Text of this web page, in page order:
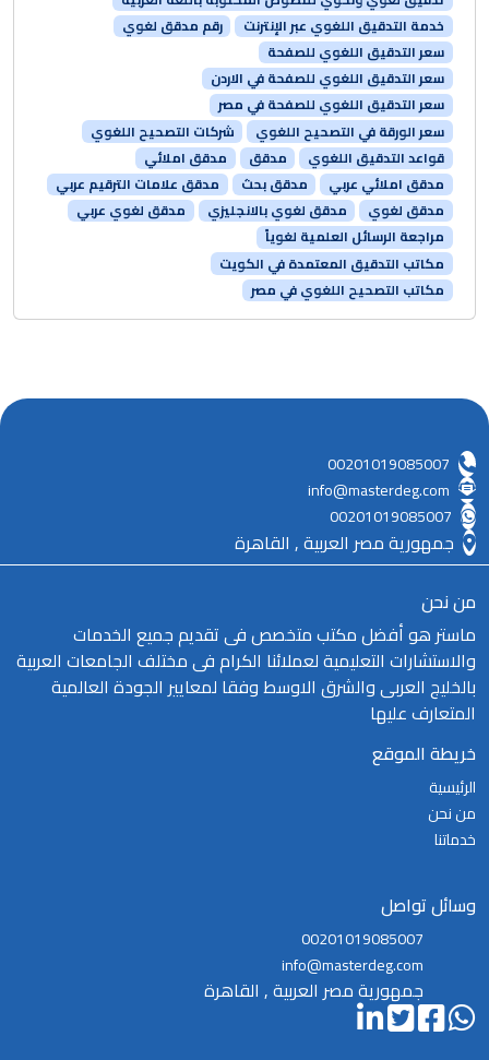
خدمة التدقيق اللغوي عبر الإنترنت
رقم مدقق لغوي
سعر التدقيق اللغوي للصفحة
سعر التدقيق اللغوي للصفحة في الاردن
سعر التدقيق اللغوي للصفحة في مصر
سعر الورقة في التصحيح اللغوي
شركات التصحيح اللغوي
قواعد التدقيق اللغوي
مدقق
مدقق املائي
مدقق املائي عربي
مدقق بحث
مدقق علامات الترقيم عربي
مدقق لغوي
مدقق لغوي بالانجليزي
مدقق لغوي عربي
مراجعة الرسائل العلمية لغوياً
مكاتب التدقيق المعتمدة في الكويت
مكاتب التصحيح اللغوي في مصر
00201019085007
info@masterdeg.com
00201019085007
جمهورية مصر العربية , القاهرة
من نحن
ماستر هو أفضل مكتب متخصص فى تقديم جميع الخدمات
والاستشارات التعليمية لعملائنا الكرام فى مختلف الجامعات العربية
بالخليج العربى والشرق الاوسط وفقا لمعايير الجودة العالمية
المتعارف عليها
خريطة الموقع
الرئيسية
من نحن
خدماتنا
وسائل تواصل
00201019085007
info@masterdeg.com
جمهورية مصر العربية , القاهرة